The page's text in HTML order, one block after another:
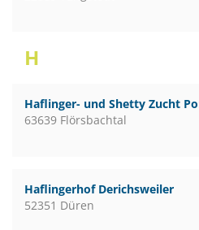
H
Haflinger- und Shetty Zucht
63639 Flörsbachtal
Haflingerhof Derichsweiler
52351 Düren